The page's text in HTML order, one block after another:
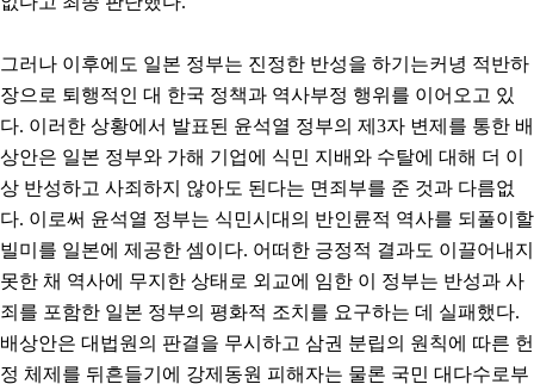
그러나 이후에도 일본 정부는 진정한 반성을 하기는커녕 적반하
장으로 퇴행적인 대 한국 정책과 역사부정 행위를 이어오고 있
다. 이러한 상황에서 발표된 윤석열 정부의 제3자 변제를 통한 배
상안은 일본 정부와 가해 기업에 식민 지배와 수탈에 대해 더 이
상 반성하고 사죄하지 않아도 된다는 면죄부를 준 것과 다름없
다. 이로써 윤석열 정부는 식민시대의 반인륜적 역사를 되풀이할
빌미를 일본에 제공한 셈이다. 어떠한 긍정적 결과도 이끌어내지
못한 채 역사에 무지한 상태로 외교에 임한 이 정부는 반성과 사
죄를 포함한 일본 정부의 평화적 조치를 요구하는 데 실패했다.
배상안은 대법원의 판결을 무시하고 삼권 분립의 원칙에 따른 헌
정 체제를 뒤흔들기에 강제동원 피해자는 물론 국민 대다수로부